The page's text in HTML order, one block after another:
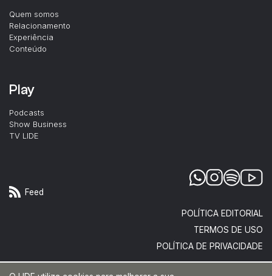
Quem somos
Relacionamento
Experiência
Conteúdo
Play
Podcasts
Show Business
TV LIDE
Feed
POLÍTICA EDITORIAL
TERMOS DE USO
POLÍTICA DE PRIVACIDADE